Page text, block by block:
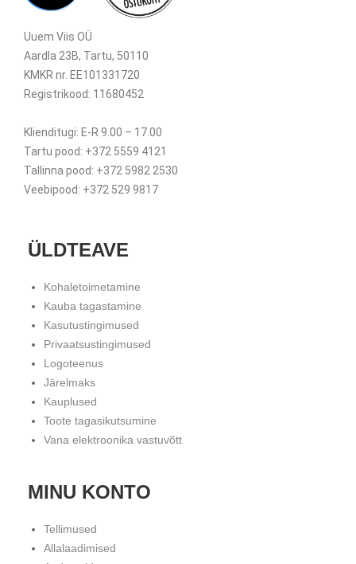
Uuem Viis OÜ
Aardla 23B, Tartu, 50110
KMKR nr. EE101331720
Registrikood: 11680452
Klienditugi: E-R 9.00 – 17.00
Tartu pood: +372 5559 4121
Tallinna pood: +372 5982 2530
Veebipood: +372 529 9817
ÜLDTEAVE
Kohaletoimetamine
Kauba tagastamine
Kasutustingimused
Privaatsustingimused
Logoteenus
Järelmaks
Kauplused
Toote tagasikutsumine
Vana elektroonika vastuvõtt
MINU KONTO
Tellimused
Allalaadimised